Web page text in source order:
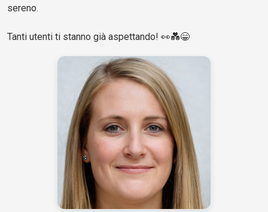
sereno.
Tanti utenti ti stanno già aspettando! 👀💑😁